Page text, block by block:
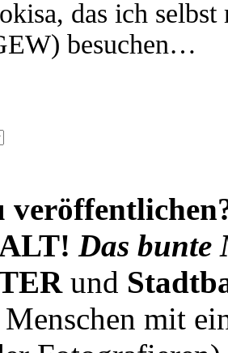
das ich
besuchen…
Das bunte
und
mit